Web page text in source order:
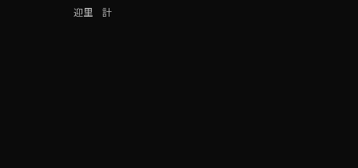
迎里 計